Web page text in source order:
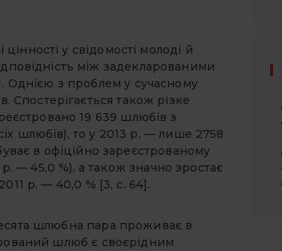
у свідомості молоді й
між задекларованими
Однією з проблем у сучасному
Спостерігається також різке
19 639 шлюбів з
шлюбів), то у 2013 р. — лише 2758
в офіційно зареєстрованому
— 45,0 %), а також значно зростає
р. — 40,0 % [3, с. 64].
шлюбна пара проживає в
шлюб є своєрідним